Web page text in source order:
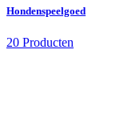
Hondenspeelgoed
20 Producten